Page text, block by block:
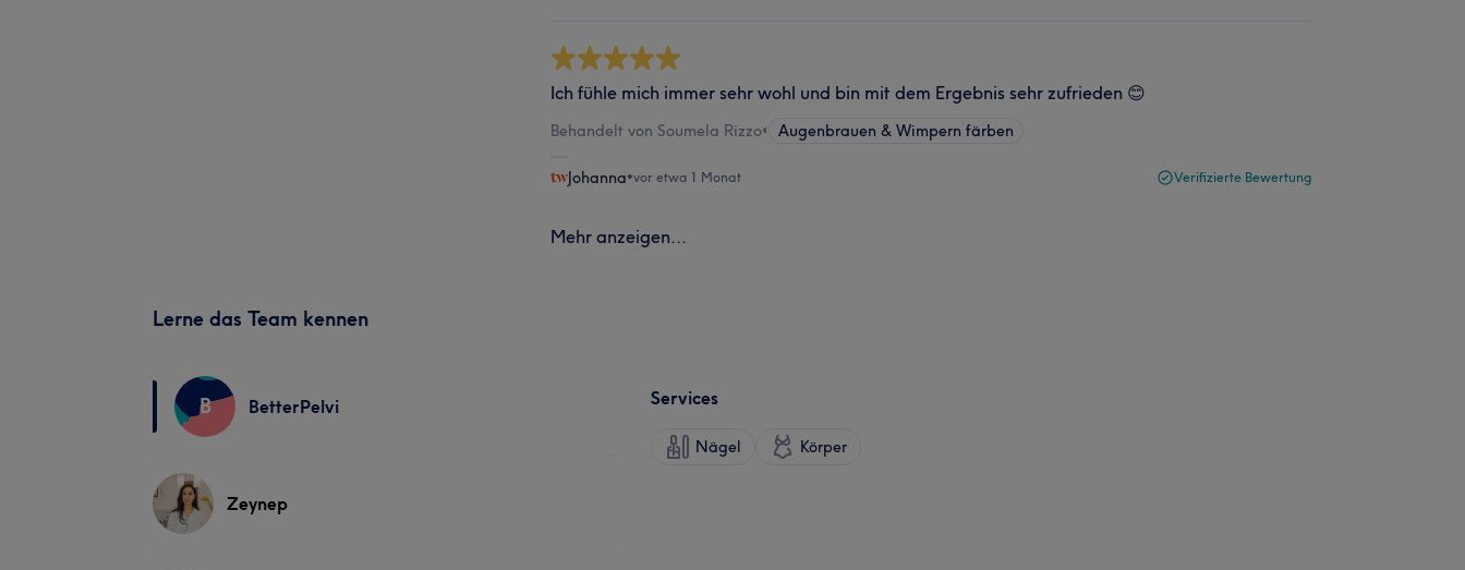
Ich fühle mich immer sehr wohl und bin mit dem Ergebnis sehr zufrieden 😊
Behandelt von Soumela Rizzo• Augenbrauen & Wimpern färben
Johanna•vor etwa 1 Monat Verifizierte Bewertung
Mehr anzeigen...
Lerne das Team kennen
B BetterPelvi
Zeynep
Services
Nägel Körper